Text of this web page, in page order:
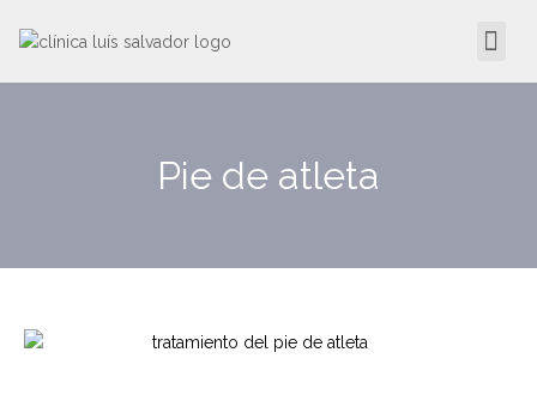
Pie de atleta